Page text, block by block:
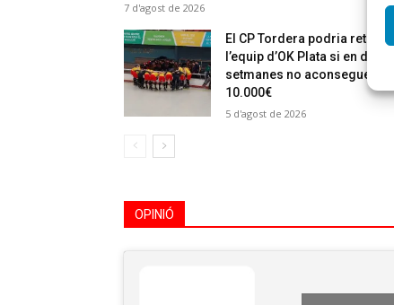
7 d'agost de 2026
El CP Tordera podria retirar
l’equip d’OK Plata si en dues
setmanes no aconsegueixen
10.000€
5 d'agost de 2026
OPINIÓ